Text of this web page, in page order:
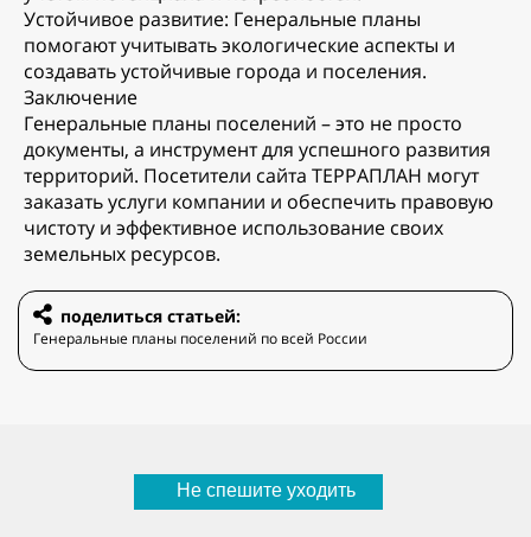
Устойчивое развитие: Генеральные планы
помогают учитывать экологические аспекты и
создавать устойчивые города и поселения.
Заключение
Генеральные планы поселений – это не просто
документы, а инструмент для успешного развития
территорий. Посетители сайта ТЕРРАПЛАН могут
заказать услуги компании и обеспечить правовую
чистоту и эффективное использование своих
земельных ресурсов.
поделиться статьей:
Генеральные планы поселений по всей России
Не спешите уходить